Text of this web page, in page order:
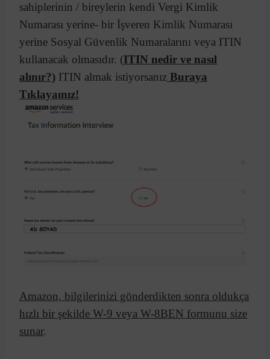
sahiplerinin / bireylerin kendi Vergi Kimlik
Numarası yerine- bir İşveren Kimlik Numarası
yerine Sosyal Güvenlik Numaralarını veya ITIN
kullanacak olmasıdır. (ITIN nedir ve nasıl
alınır?) ITIN almak istiyorsanız Buraya
Tıklayaınız!
Amazon, bilgilerinizi gönderdikten sonra oldukça
hızlı bir şekilde W-9 veya W-8BEN formunu size
sunar.